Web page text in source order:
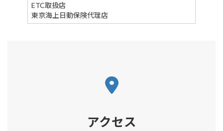
ETC取扱店
東京海上日動保険代理店
アクセス